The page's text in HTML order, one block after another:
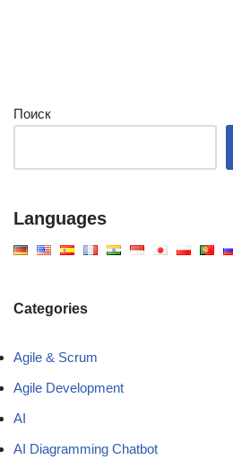
Поиск
Languages
Categories
Agile & Scrum
Agile Development
AI
AI Diagramming Chatbot